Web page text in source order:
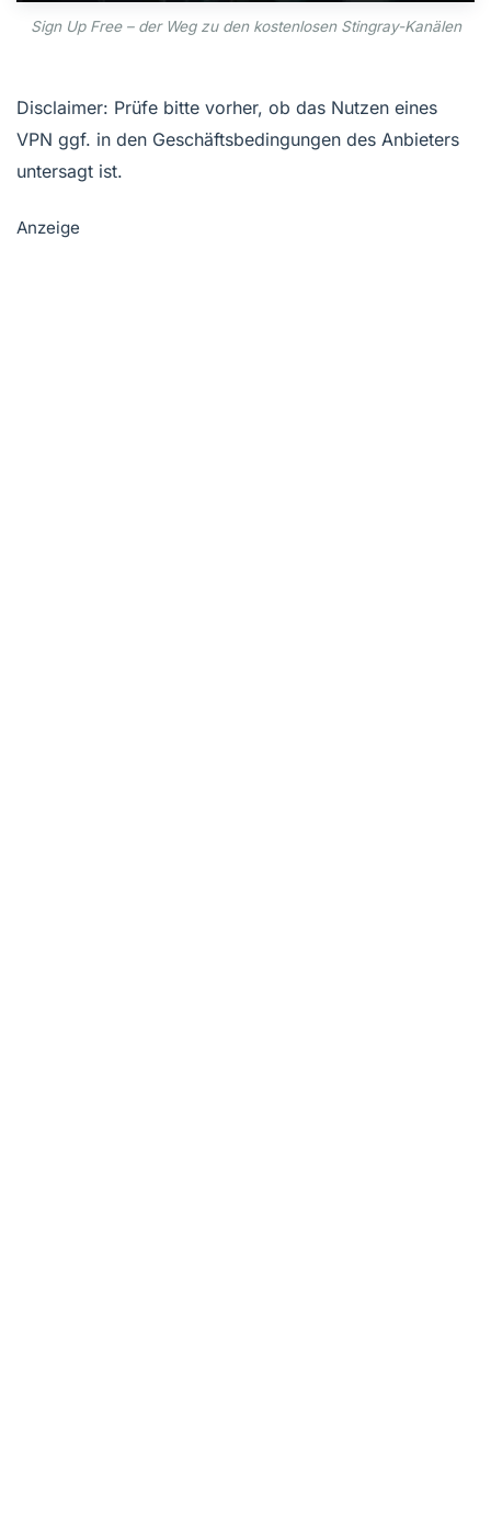
Sign Up Free – der Weg zu den kostenlosen Stingray-Kanälen
Disclaimer: Prüfe bitte vorher, ob das Nutzen eines
VPN ggf. in den Geschäftsbedingungen des Anbieters
untersagt ist.
Anzeige